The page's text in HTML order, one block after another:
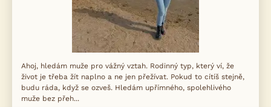
Ahoj, hledám muže pro vážný vztah. Rodinný typ, který ví, že
život je třeba žít naplno a ne jen přežívat. Pokud to cítíš stejně,
budu ráda, když se ozveš. Hledám upřímného, spolehlivého
muže bez přeh...